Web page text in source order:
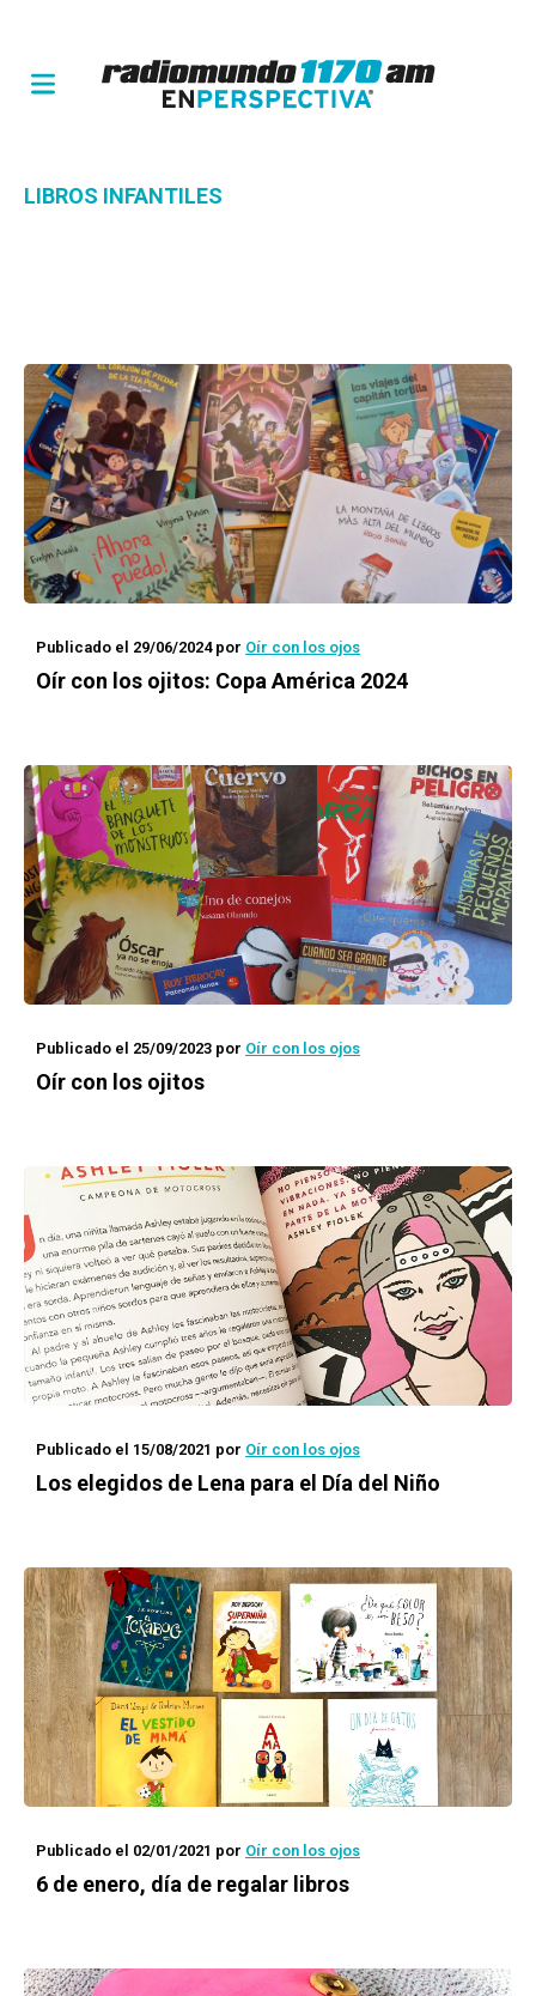
LIBROS INFANTILES
Publicado el 29/06/2024por Oír con los ojos
Oír con los ojitos: Copa América 2024
Publicado el 25/09/2023 por Oír con los ojos
Oír con los ojitos
Publicado el 15/08/2021 por Oír con los ojos
Los elegidos de Lena para el Día del Niño
Publicado el 02/01/2021 por Oír con los ojos
6 de enero, día de regalar libros